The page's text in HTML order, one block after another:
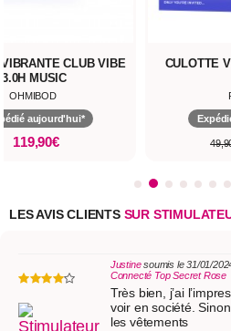
CLUB VIBE
3.0H MUSIC
OHMIBOD
aujourd'hui*
119,90€
CULOTTE
LES AVIS CLIENTSSUR
Justinesoumis le 31/01/
Connecté Top Secret Rose
Très bien, j’ai
voir en société.
les vêtements